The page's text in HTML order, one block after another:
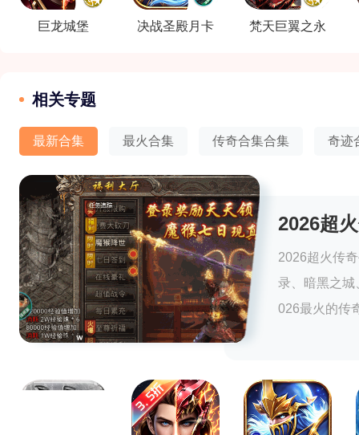
巨龙城堡 决战圣殿月卡 ‌梵天巨翼之永
相关专题
最新合集 最火合集 传奇合集合集 奇迹
2026超
2026超火传
录、暗黑之城
026最火的传